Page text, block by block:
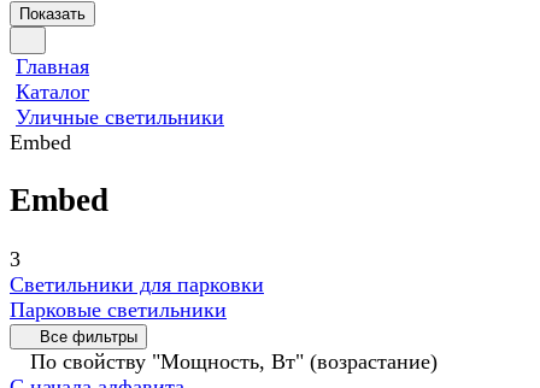
Показать
Главная
Каталог
Уличные светильники
Embed
Embed
3
Светильники для парковки
Парковые светильники
Все фильтры
По свойству "Мощность, Вт" (возрастание)